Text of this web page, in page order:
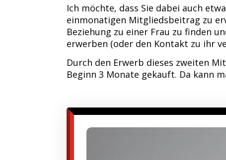
Ich möchte, dass Sie dabei auch
einmonatigen Mitgliedsbeitrag zu
Beziehung zu einer Frau zu finden
erwerben (oder den Kontakt zu ihr
Durch den Erwerb dieses zweiten
Beginn 3 Monate gekauft. Da kann